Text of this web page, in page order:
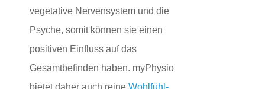
vegetative Nervensystem und die
Psyche, somit können sie einen
positiven Einfluss auf das
Gesamtbefinden haben. myPhysio
bietet daher auch reine Wohlfühl-